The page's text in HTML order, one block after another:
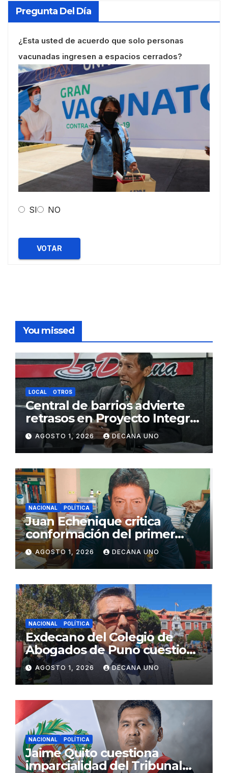
Pregunta Del Día
¿Esta usted de acuerdo que solo personas
vacunadas ingresen a espacios cerrados?
SI NO
VOTAR
You missed
LOCAL OTROS
Central de barrios advierte
retrasos en Proyecto Integral
de Agua y Alcantarillado para
Juliaca
AGOSTO 1, 2026 DECANA UNO
NACIONAL POLÍTICA
Juan Echenique critica
conformación del primer
gabinete ministerial de Keiko
Fujimori
AGOSTO 1, 2026 DECANA UNO
NACIONAL POLÍTICA
Exdecano del Colegio de
Abogados de Puno cuestiona
propuestas sobre seguridad
ciudadana
AGOSTO 1, 2026 DECANA UNO
NACIONAL POLÍTICA
Jaime Quito cuestiona
imparcialidad del Tribunal